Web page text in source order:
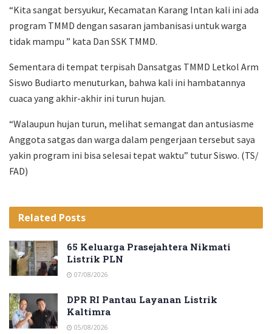
“Kita sangat bersyukur, Kecamatan Karang Intan kali ini ada
program TMMD dengan sasaran jambanisasi untuk warga
tidak mampu ” kata Dan SSK TMMD.
Sementara di tempat terpisah Dansatgas TMMD Letkol Arm
Siswo Budiarto menuturkan, bahwa kali ini hambatannya
cuaca yang akhir-akhir ini turun hujan.
“Walaupun hujan turun, melihat semangat dan antusiasme
Anggota satgas dan warga dalam pengerjaan tersebut saya
yakin program ini bisa selesai tepat waktu” tutur Siswo. (TS/
FAD)
Related Posts
65 Keluarga Prasejahtera Nikmati
Listrik PLN
07/08/2026
DPR RI Pantau Layanan Listrik
Kaltimra
05/08/2026